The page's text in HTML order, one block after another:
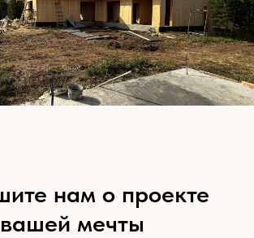
нам о проекте
вашей мечты